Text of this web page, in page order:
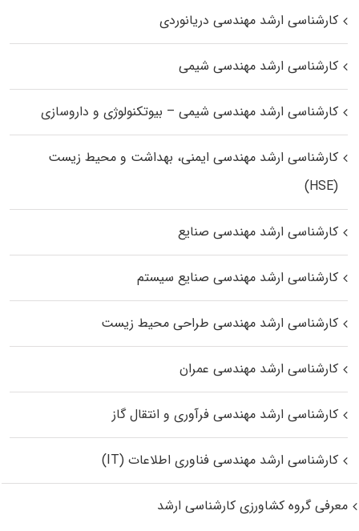
کارشناسی ارشد مهندسی دریانوردی
کارشناسی ارشد مهندسی شیمی
کارشناسی ارشد مهندسی شیمی – بیوتکنولوژی و داروسازی
کارشناسی ارشد مهندسی ایمنی، بهداشت و محیط زیست
(HSE)
کارشناسی ارشد مهندسی صنایع
کارشناسی ارشد مهندسی صنایع سیستم
کارشناسی ارشد مهندسی طراحی محیط زیست
کارشناسی ارشد مهندسی عمران
کارشناسی ارشد مهندسی فرآوری و انتقال گاز
کارشناسی ارشد مهندسی فناوری اطلاعات (IT)
معرفی گروه کشاورزی کارشناسی ارشد